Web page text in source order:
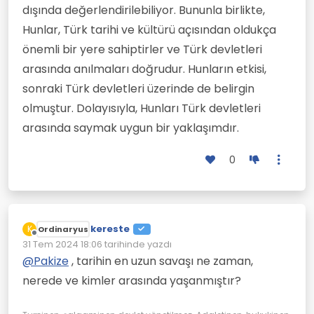
dışında değerlendirilebiliyor. Bununla birlikte,
Hunlar, Türk tarihi ve kültürü açısından oldukça
önemli bir yere sahiptirler ve Türk devletleri
arasında anılmaları doğrudur. Hunların etkisi,
sonraki Türk devletleri üzerinde de belirgin
olmuştur. Dolayısıyla, Hunları Türk devletleri
arasında saymak uygun bir yaklaşımdır.
0
K
Çevrimdışı
Ordinaryus kereste
31 Tem 2024 18:06 tarihinde yazdı
Son düzenleyen:
@Pakize, tarihin en uzun savaşı ne zaman,
nerede ve kimler arasında yaşanmıştır?